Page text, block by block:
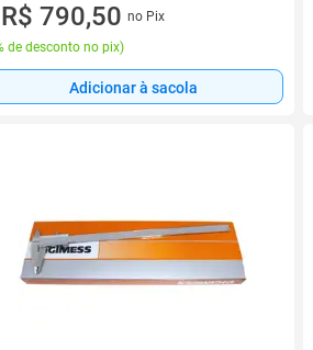
vez de R$ 70,83 sem juros
R$ 790,50 no Pix
de desconto no pix)
Adicionar à sacola